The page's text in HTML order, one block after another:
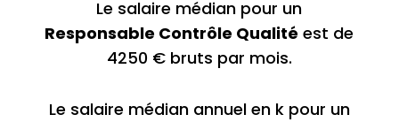
Le salaire médian pour un
Responsable Contrôle Qualité est de
4250 € bruts par mois.
Le salaire médian annuel en k pour un